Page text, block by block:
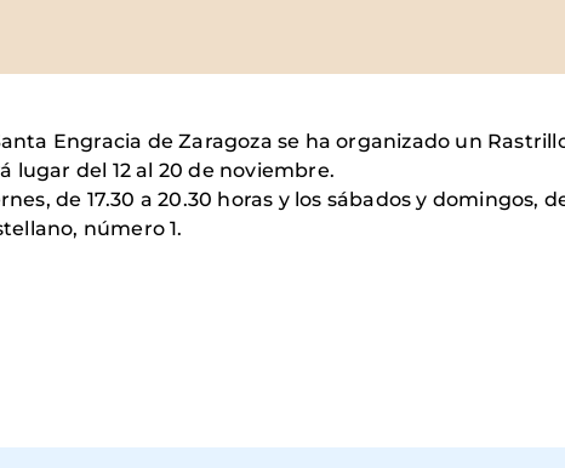
Engracia de Zaragoza se ha organizado un
lugar del 12 al 20 de noviembre.
de 17.30 a 20.30 horas y los sábados y domingos,
número 1.